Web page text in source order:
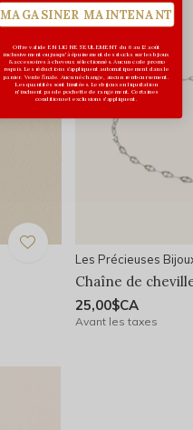
Les Précieuses
Chaîne de
25,00$CA
Avant les taxes
MAGASINER MAINTENANT
Offre valide EN LIGNE SEULEMENT du 6 au 12 août
inclusivement ou jusqu'à épuisement des stocks sur les bijoux
& accessoires à cheveux sélectionnés. Aucun code promo
requis. Les réductions s’appliquent automatiquement dans le
panier. Vente finale. Aucun échange, aucun remboursement.
Les quantités sont limitées. Les bijoux en liquidation
n'incluent pas de pochette de rangement. Certaines
conditions et exclusions s'appliquent.